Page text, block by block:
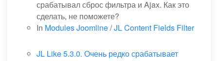
срабатывал сброс фильтра и Ajax. Как это
сделать, не поможете?
In Modules Joomline/JL Content Fields Filter
JL Like 5.3.0. Очень редко срабатывает